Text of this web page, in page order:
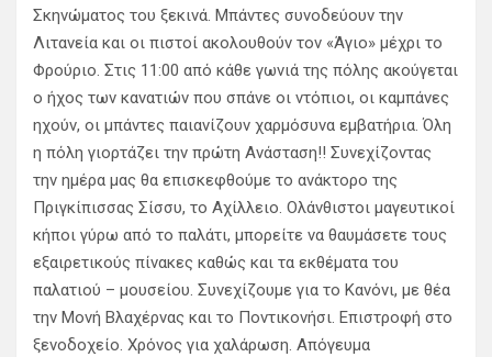
Σκηνώματος του ξεκινά. Μπάντες συνοδεύουν την
Λιτανεία και οι πιστοί ακολουθούν τον «Άγιο» μέχρι το
Φρούριο. Στις 11:00 από κάθε γωνιά της πόλης ακούγεται
ο ήχος των κανατιών που σπάνε οι ντόπιοι, οι καμπάνες
ηχούν, οι μπάντες παιανίζουν χαρμόσυνα εμβατήρια. Όλη
η πόλη γιορτάζει την πρώτη Ανάσταση!! Συνεχίζοντας
την ημέρα μας θα επισκεφθούμε το ανάκτορο της
Πριγκίπισσας Σίσσυ, το Αχίλλειο. Ολάνθιστοι μαγευτικοί
κήποι γύρω από το παλάτι, μπορείτε να θαυμάσετε τους
εξαιρετικούς πίνακες καθώς και τα εκθέματα του
παλατιού – μουσείου. Συνεχίζουμε για το Κανόνι, με θέα
την Μονή Βλαχέρνας και το Ποντικονήσι. Επιστροφή στο
ξενοδοχείο. Xρόνος για χαλάρωση. Απόγευμα